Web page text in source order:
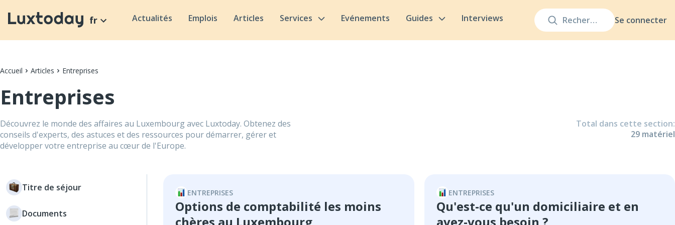
Se connecter
fr Actualités Emplois Articles Services Evénements Guides Interviews
Accueil Articles Entreprises
Entreprises
Découvrez le monde des affaires au Luxembourg avec Luxtoday. Obtenez des
conseils d'experts, des astuces et des ressources pour démarrer, gérer et
développer votre entreprise au cœur de l'Europe.
Total dans cette section:
29 matériel
Titre de séjour
Documents
ENTREPRISES
Options de comptabilité les moins
ENTREPRISES
Qu'est-ce qu'un domiciliaire et en